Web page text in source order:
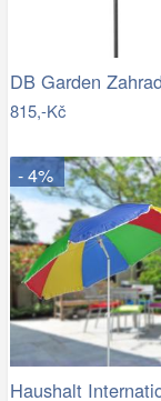
815,-Kč
- 4%